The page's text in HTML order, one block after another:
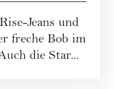
Jeans und
freche Bob im
die Star...